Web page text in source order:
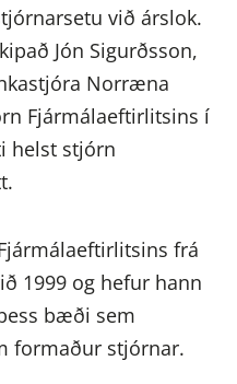
við árslok.
Jón Sigurðsson,
Norræna
Fjármálaeftirlitsins í
helst stjórn
frá
1999 og hefur hann
bæði sem
formaður stjórnar.